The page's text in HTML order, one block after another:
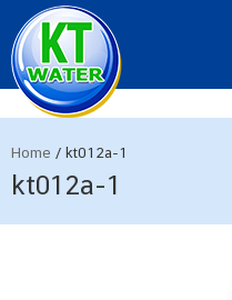
Home / kt012a-1
kt012a-1